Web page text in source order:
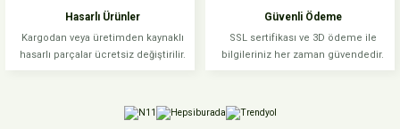
Gönder
Hasarlı Ürünler
Kargodan veya üretimden kaynaklı
hasarlı parçalar ücretsiz değiştirilir.
Güvenli Ödeme
SSL sertifikası ve 3D ödeme ile
bilgileriniz her zaman güvendedir.